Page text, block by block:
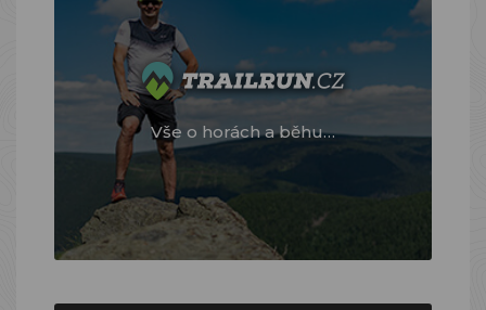
Vše o horách a běhu…